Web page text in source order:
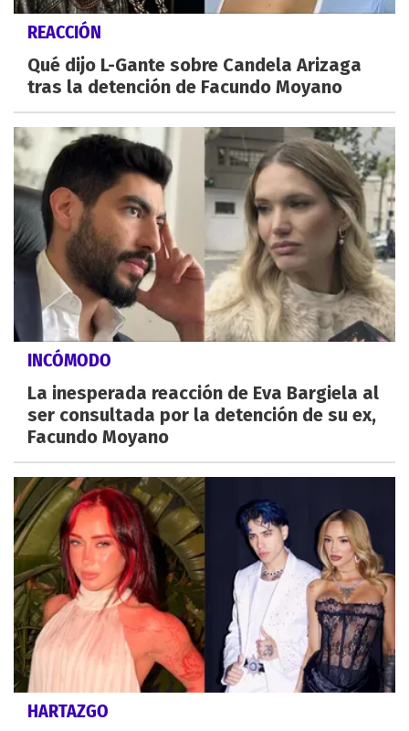
REACCIÓN
Qué dijo L-Gante sobre Candela Arizaga
tras la detención de Facundo Moyano
INCÓMODO
La inesperada reacción de Eva Bargiela al
ser consultada por la detención de su ex,
Facundo Moyano
HARTAZGO